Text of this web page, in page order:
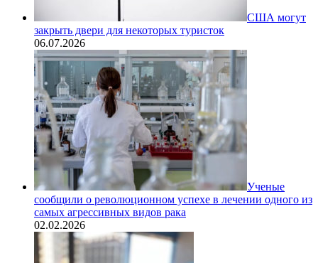
США могут
закрыть двери для некоторых туристок
06.07.2026
Ученые
сообщили о революционном успехе в лечении одного из
самых агрессивных видов рака
02.02.2026